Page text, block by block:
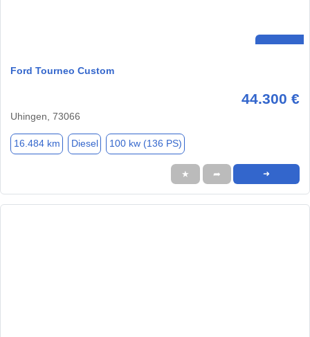
Ford Tourneo Custom
44.300 €
Uhingen, 73066
16.484 km Diesel 100 kw (136 PS)
★ ➦ ➜